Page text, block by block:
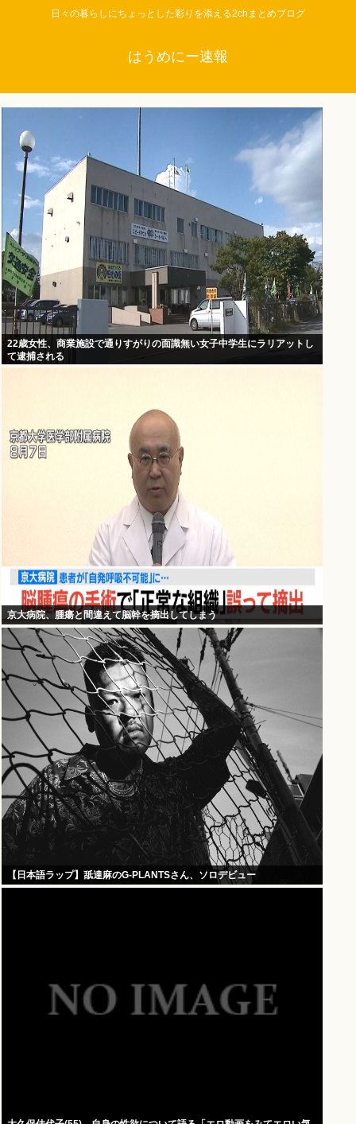
日々の暮らしにちょっとした彩りを添える2chまとめブログ
はうめにー速報
22歳女性、商業施設で通りすがりの面識無い女子中学生にラリアットし
て逮捕される
京大病院、腫瘍と間違えて脳幹を摘出してしまう
【日本語ラップ】舐達麻のG-PLANTSさん、ソロデビュー